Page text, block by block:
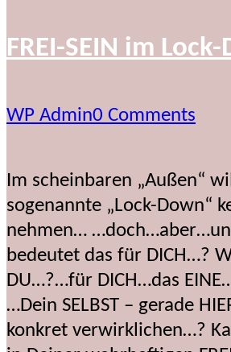
FREI-SEIN im
WP Admin0 Comments
Im scheinbaren „Außen“
sogenannte „Lock-Down“
nehmen…
bedeutet das für DICH…?
DU…?…für DICH…das
…Dein SELBST – gerade
konkret verwirklichen…?